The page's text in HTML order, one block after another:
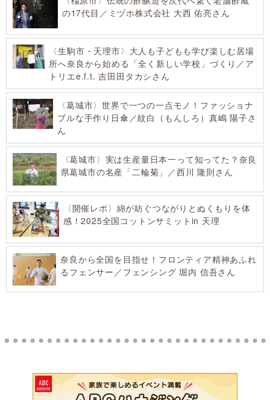
の17代目／ミヅホ株式会社 大西 佑亮さん
〈生駒市・天理市〉大人も子どもも学び楽しむ居場
所へ奈良から始める「全く新しい学校」づくり／ア
トリエe.f.t. 吉田田タカシさん
〈葛城市〉世界で一つの一点モノ！ファッショナ
ブルな手作り日傘／紋白（もんしろ）真嶋 陽子さ
ん
〈葛城市〉実は生産量日本一って知ってた？奈良
県葛城市の名産「二輪菊」／西川 隆則さん
〈開催レポ〉綿が紡ぐつながりとぬくもりを体
感！2025全国コットンサミットin 天理
奈良から全国を目指せ！フロンティア精神あふれ
るフェンサー／フェンシング 堀内 信吾さん